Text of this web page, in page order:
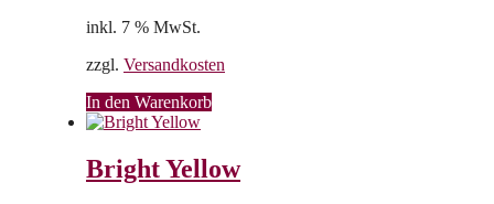
inkl. 7 % MwSt.
zzgl. Versandkosten
In den Warenkorb
Bright Yellow